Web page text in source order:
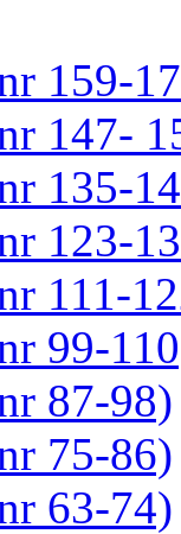
159-
147-
135-
123-
111-
99-
87-98)
75-86)
63-74)